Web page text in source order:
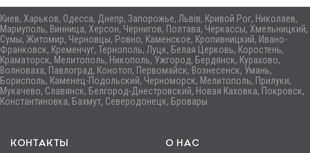
Киев, Харьков, Одесса, Днепр, Запорожье, Львів, Кривой Рог, Николаев,
Мариуполь, Винница, Херсон, Чернигов, Полтава, Черкассы, Хмельницкий,
Сумы, Житомир, Черновцы, Ровно, Каменское, Кропивницкий, Ивано-
Франковск, Кременчуг, Тернополь, Луцк, Белая Церковь, Коростень,
Краматорск, Мелитополь, Никополь, Ужгород, Бердянск, Курахово,
Волноваха, Павлоград, Конотоп, Первомайск, Вознесенск, Умань,
Борисполь, Каменец-Подольский, Черноморск, Мелитополь, Прилуки,
Мукачево, Славянск, Белгород-Днестровский, Новая Каховка, Покровск,
Константиновка, Бахмут, Северодонецк, Бровары
КОНТАКТЫ О НАС